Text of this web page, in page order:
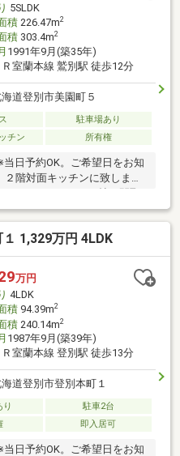
5SLDK
積226.47m2
積303.4m2
1991年9月(築35年)
Ｒ室蘭本線 鷲別駅 徒歩12分
道登別市美園町５
駐車場あり
チン 所有権
日予約OK。ご希望日をお知
階対面キッチンに致しま
スペース１４．５帖で間取
おけますので２世帯対応も
ークインクローゼット３帖
内容】車庫解体、駐車場整
外壁、屋根、基礎塗装、ク
1坪ユニットバス交換、トイレ
ボイラー新品交換など【近
1,329万円 4LDK
万円
4LDK
積94.39m2
積240.14m2
1987年9月(築39年)
Ｒ室蘭本線 登別駅 徒歩13分
道登別市登別本町１
り
駐車2台
即入居可
日予約OK。ご希望日をお知